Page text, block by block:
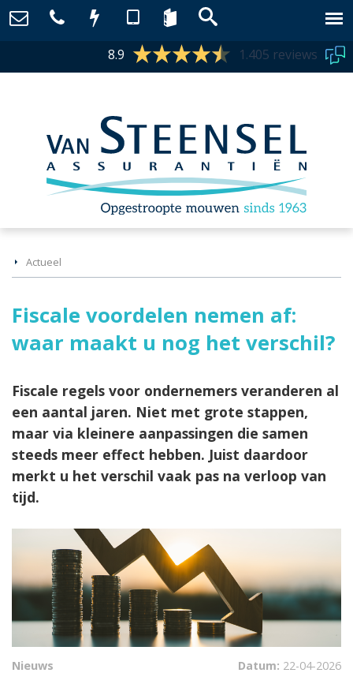
8.9 1.405 reviews
Actueel
Fiscale voordelen nemen af:
waar maakt u nog het verschil?
Fiscale regels voor ondernemers veranderen al
een aantal jaren. Niet met grote stappen,
maar via kleinere aanpassingen die samen
steeds meer effect hebben. Juist daardoor
merkt u het verschil vaak pas na verloop van
tijd.
Nieuws Datum: 22-04-2026